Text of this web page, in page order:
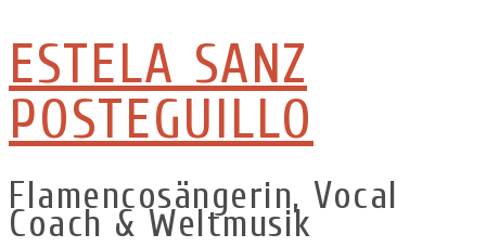
Zum
Inhalt
springen
ESTELA SANZ
POSTEGUILLO
Flamencosängerin, Vocal
Coach & Weltmusik